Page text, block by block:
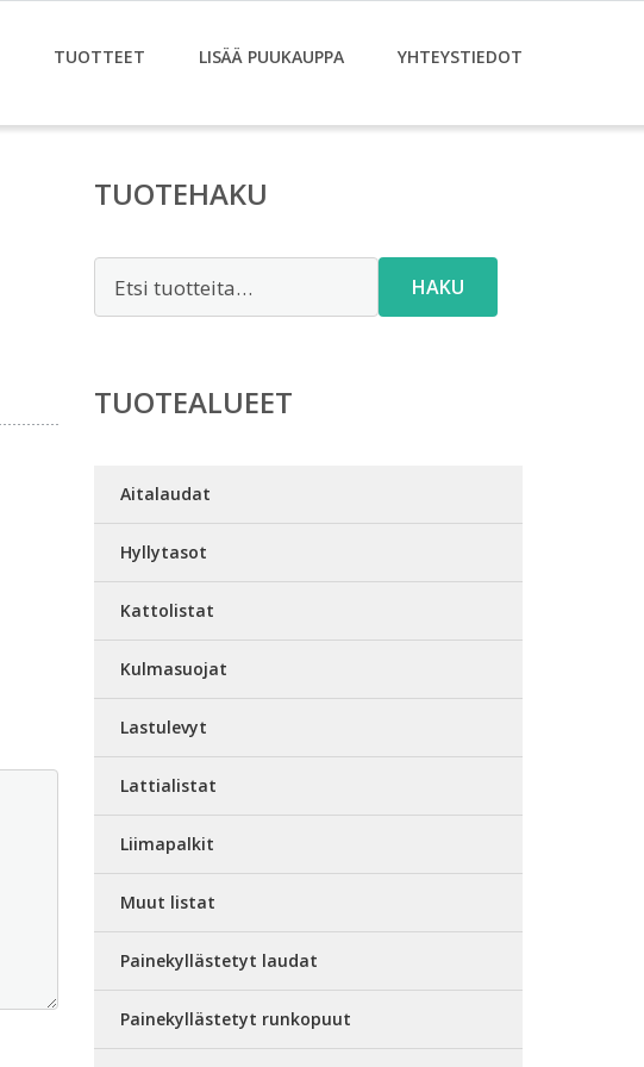
TUOTTEET LISÄÄ PUUKAUPPA YHTEYSTIEDOT
TUOTEHAKU
HAKU
TUOTEALUEET
Aitalaudat
Hyllytasot
Kattolistat
Kulmasuojat
Lastulevyt
Lattialistat
Liimapalkit
Muut listat
Painekyllästetyt laudat
Painekyllästetyt runkopuut